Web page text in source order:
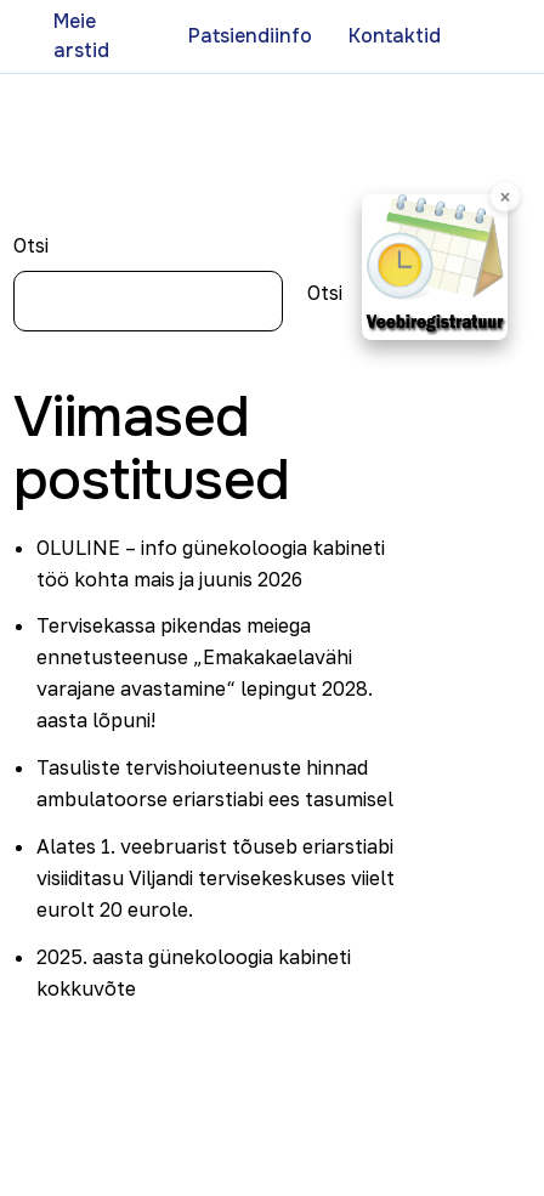
Meie
arstid
Patsiendiinfo Kontaktid
Otsi
Otsi
Viimased
postitused
OLULINE – info günekoloogia kabineti
töö kohta mais ja juunis 2026
Tervisekassa pikendas meiega
ennetusteenuse „Emakakaelavähi
varajane avastamine“ lepingut 2028.
aasta lõpuni!
Tasuliste tervishoiuteenuste hinnad
ambulatoorse eriarstiabi ees tasumisel
Alates 1. veebruarist tõuseb eriarstiabi
visiiditasu Viljandi tervisekeskuses viielt
eurolt 20 eurole.
2025. aasta günekoloogia kabineti
kokkuvõte
×